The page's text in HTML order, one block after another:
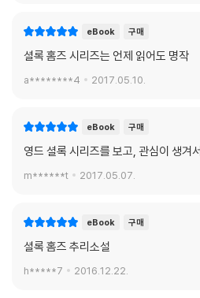
eBook 구매
셜록 홈즈 시리즈는 언제 읽어도 명작
a********4 2017.05.10.
eBook 구매
영드 셜록 시리즈를 보고, 관심이 생겨
m******t 2017.05.07.
eBook 구매
셜록 홈즈 추리소설
h*****7 2016.12.22.